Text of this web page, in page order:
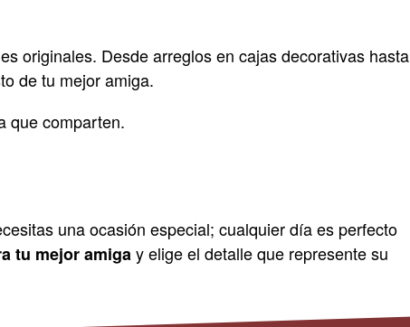
originales. Desde arreglos en cajas decorativas hasta
de tu mejor amiga.
que comparten.
una ocasión especial; cualquier día es perfecto
tu mejor amigay elige el detalle que represente su